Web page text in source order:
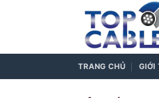
TRANG CHỦ GIỚI